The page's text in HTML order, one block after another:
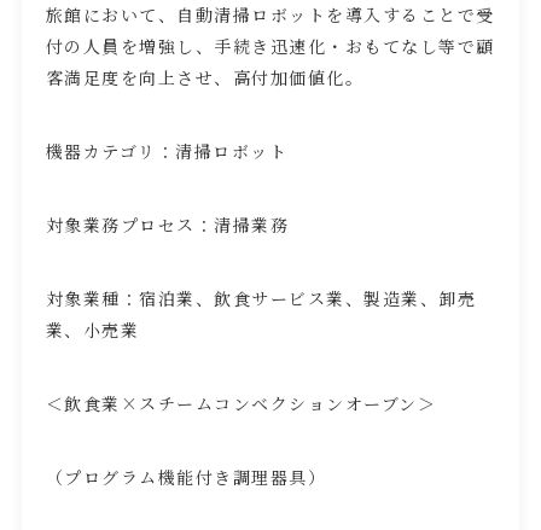
旅館において、自動清掃ロボットを導入することで受
付の人員を増強し、手続き迅速化・おもてなし等で顧
客満足度を向上させ、高付加価値化。
機器カテゴリ：清掃ロボット
対象業務プロセス：清掃業務
対象業種：宿泊業、飲食サービス業、製造業、卸売
業、小売業
＜飲食業×スチームコンベクションオーブン＞
（プログラム機能付き調理器具）